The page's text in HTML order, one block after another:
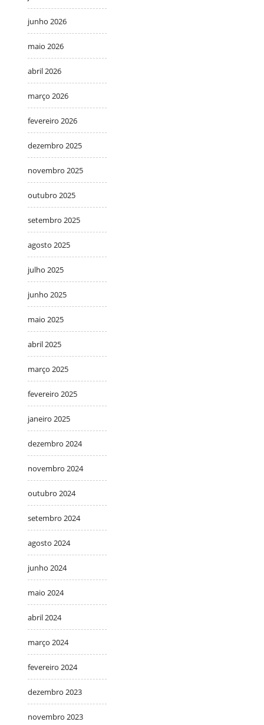
junho 2026
maio 2026
abril 2026
março 2026
fevereiro 2026
dezembro 2025
novembro 2025
outubro 2025
setembro 2025
agosto 2025
julho 2025
junho 2025
maio 2025
abril 2025
março 2025
fevereiro 2025
janeiro 2025
dezembro 2024
novembro 2024
outubro 2024
setembro 2024
agosto 2024
junho 2024
maio 2024
abril 2024
março 2024
fevereiro 2024
dezembro 2023
novembro 2023